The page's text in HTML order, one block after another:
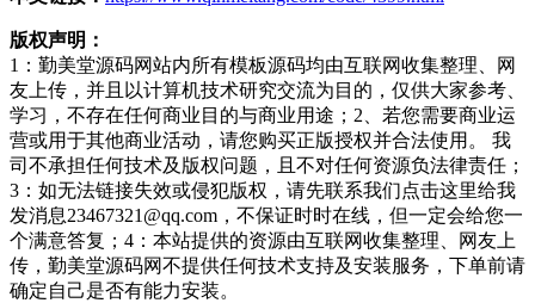
版权声明：
1：勤美堂源码网站内所有模板源码均由互联网收集整理、网
友上传，并且以计算机技术研究交流为目的，仅供大家参考、
学习，不存在任何商业目的与商业用途；2、若您需要商业运
营或用于其他商业活动，请您购买正版授权并合法使用。 我
司不承担任何技术及版权问题，且不对任何资源负法律责任；
3：如无法链接失效或侵犯版权，请先联系我们点击这里给我
发消息23467321@qq.com，不保证时时在线，但一定会给您一
个满意答复；4：本站提供的资源由互联网收集整理、网友上
传，勤美堂源码网不提供任何技术支持及安装服务，下单前请
确定自己是否有能力安装。